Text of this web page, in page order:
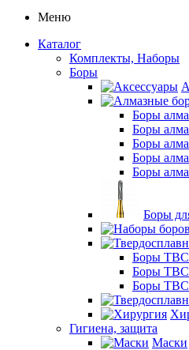
Меню
Каталог
Комплекты, Наборы
Боры
Боры
Боры
Боры
Боры
Боры
Боры
Боры
Боры ТВС
Боры
Гигиена, защита
Маски